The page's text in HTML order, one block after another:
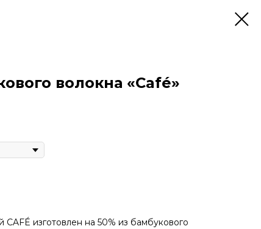
волокна «Café»
изготовлен на 50% из бамбукового